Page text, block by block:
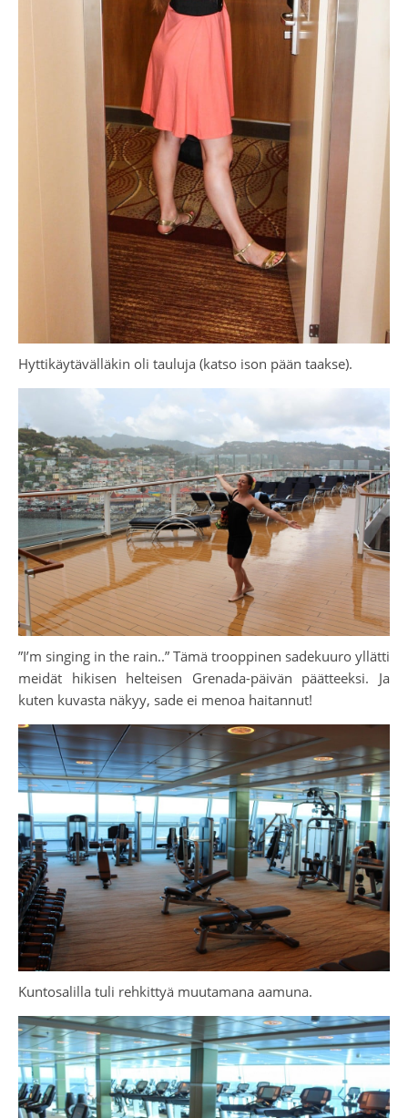
Hyttikäytävälläkin oli tauluja (katso ison pään taakse).
”I’m singing in the rain..” Tämä trooppinen sadekuuro yllätti
meidät hikisen helteisen Grenada-päivän päätteeksi. Ja
kuten kuvasta näkyy, sade ei menoa haitannut!
Kuntosalilla tuli rehkittyä muutamana aamuna.